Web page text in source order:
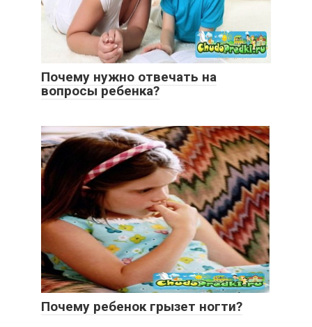
Почему нужно отвечать на
вопросы ребенка?
Почему ребенок грызет ногти?